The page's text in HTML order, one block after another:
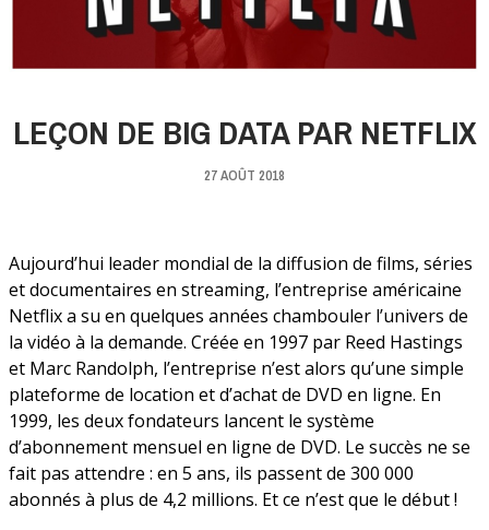
LEÇON DE BIG DATA PAR NETFLIX
27 AOÛT 2018
Aujourd’hui leader mondial de la diffusion de films, séries
et documentaires en streaming, l’entreprise américaine
Netflix a su en quelques années chambouler l’univers de
la vidéo à la demande. Créée en 1997 par Reed Hastings
et Marc Randolph, l’entreprise n’est alors qu’une simple
plateforme de location et d’achat de DVD en ligne. En
1999, les deux fondateurs lancent le système
d’abonnement mensuel en ligne de DVD. Le succès ne se
fait pas attendre : en 5 ans, ils passent de 300 000
abonnés à plus de 4,2 millions. Et ce n’est que le début !